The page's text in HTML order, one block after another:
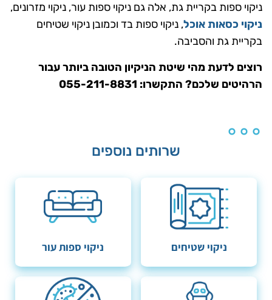
ניקוי ספות בקריית גת, אלה גם ניקוי ספות עור, ניקוי מזרונים,
ניקוי כסאות אוכל, ניקוי ספות בד וכמובן ניקוי שטיחים
בקריית גת והסביבה.
רוצים לדעת מהי שיטת הניקיון הטובה ביותר עבור
הרהיטים שלכם? התקשרו: 055-211-8831
שרותים נוספים
ניקוי שטיחים ניקוי ספות עור